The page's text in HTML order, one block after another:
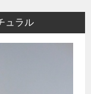
ュラル